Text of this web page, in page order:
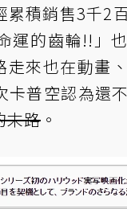
累積銷售3千2
運的齒輪!!」
走來也在動畫
卡普空認為還
末路 。